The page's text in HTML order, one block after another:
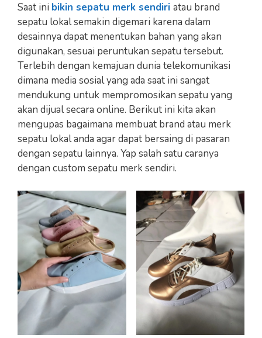
Saat ini bikin sepatu merk sendiri atau brand
sepatu lokal semakin digemari karena dalam
desainnya dapat menentukan bahan yang akan
digunakan, sesuai peruntukan sepatu tersebut.
Terlebih dengan kemajuan dunia telekomunikasi
dimana media sosial yang ada saat ini sangat
mendukung untuk mempromosikan sepatu yang
akan dijual secara online. Berikut ini kita akan
mengupas bagaimana membuat brand atau merk
sepatu lokal anda agar dapat bersaing di pasaran
dengan sepatu lainnya. Yap salah satu caranya
dengan custom sepatu merk sendiri.